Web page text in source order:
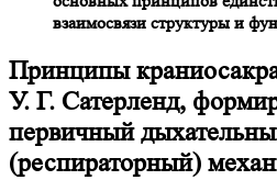
взаимосвязи структуры и
Принципы
У. Г. Сатерленд,
первичный
(респираторный)